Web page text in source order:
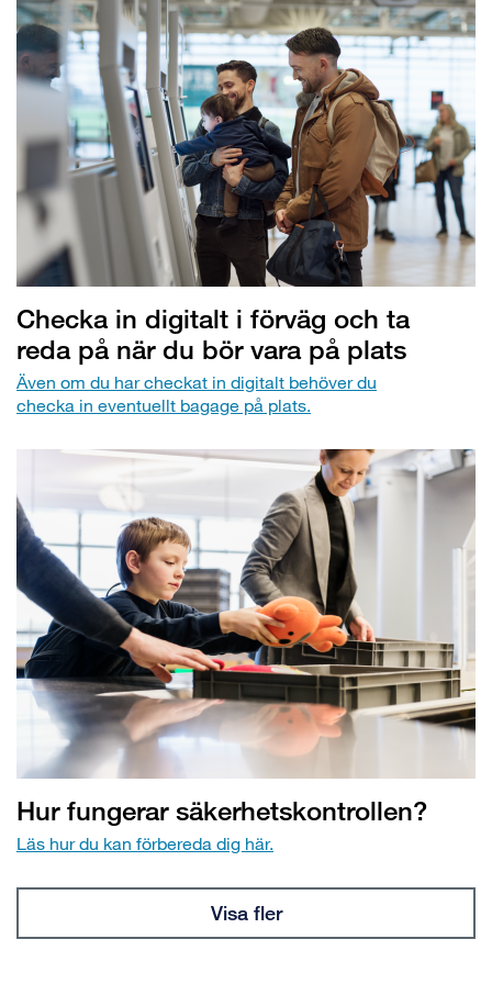
Checka in digitalt i förväg och ta
reda på när du bör vara på plats
Även om du har checkat in digitalt behöver du
checka in eventuellt bagage på plats.
Hur fungerar säkerhetskontrollen?
Läs hur du kan förbereda dig här.
Visa fler